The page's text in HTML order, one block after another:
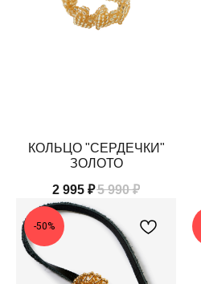
КОЛЬЦО "СЕРДЕЧКИ"
ЗОЛОТО
2 995 ₽5 990 ₽
-50%